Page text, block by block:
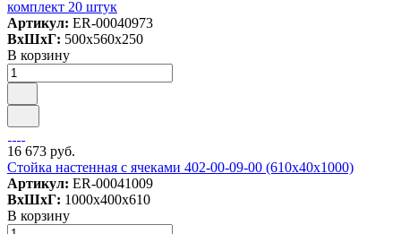
комплект 20 штук
Артикул: ER-00040973
ВxШxГ: 500x560x250
В корзину
16 673 руб.
Стойка настенная с ячеками 402-00-09-00 (610х40х1000)
Артикул: ER-00041009
ВxШxГ: 1000x400x610
В корзину